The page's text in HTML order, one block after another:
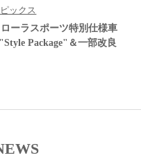
ピックス
ーラスポーツ特別仕様車
Package"＆一部改良